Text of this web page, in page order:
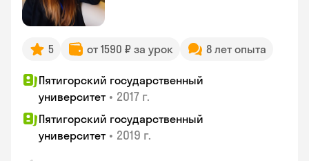
5 от 1590 ₽ за урок 8 лет опыта
Пятигорский государственный
университет • 2017 г.
Пятигорский государственный
университет • 2019 г.